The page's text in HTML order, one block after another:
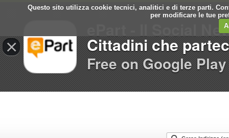
Questo sito utilizza cookie tecnici, analitici e di terze parti.
per modificare le tue
×
ePart - Il Social
Cittadini che
Free on Google Play